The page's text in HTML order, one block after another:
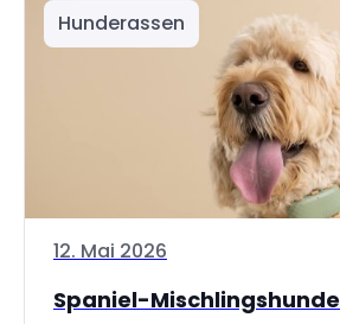
Hunderassen
12. Mai 2026
Spaniel-Mischlingshunde